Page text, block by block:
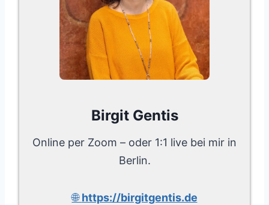
Birgit Gentis
Online per Zoom – oder 1:1 live bei mir in
Berlin.
🌐https://birgitgentis.de